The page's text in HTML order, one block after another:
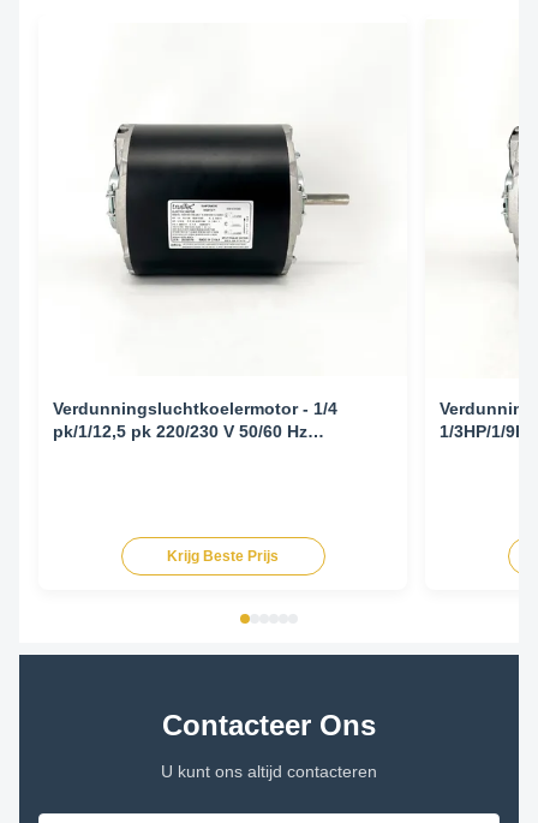
Verdunningsluchtkoelermotor - 1/4
pk/1/12,5 pk 220/230 V 50/60 Hz
Krijg Beste Prijs
1/3HP/1/
Contacteer Ons
U kunt ons altijd contacteren